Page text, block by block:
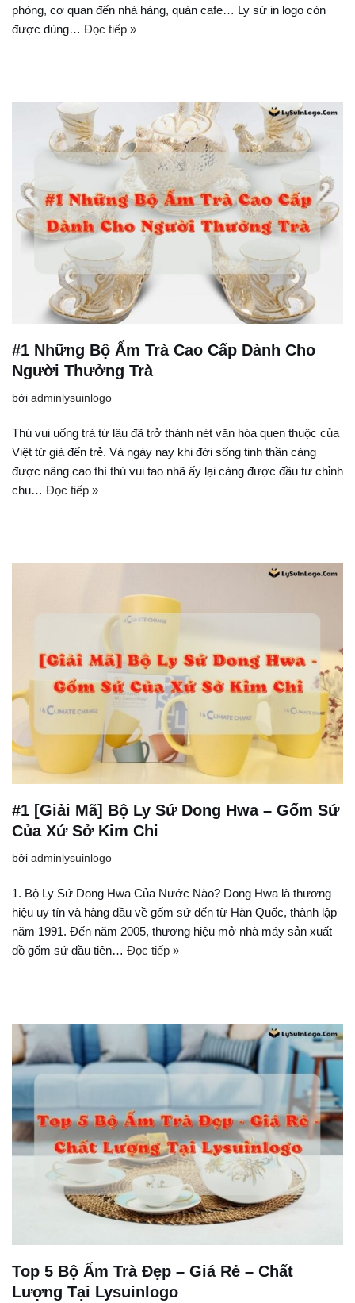
phòng, cơ quan đến nhà hàng, quán cafe… Ly sứ in logo còn
được dùng… Đọc tiếp »
#1 Những Bộ Ấm Trà Cao Cấp Dành Cho
Người Thưởng Trà
bởi adminlysuinlogo
Thú vui uống trà từ lâu đã trở thành nét văn hóa quen thuộc của
Việt từ già đến trẻ. Và ngày nay khi đời sống tinh thần càng
được nâng cao thì thú vui tao nhã ấy lại càng được đầu tư chỉnh
chu… Đọc tiếp »
#1 [Giải Mã] Bộ Ly Sứ Dong Hwa – Gốm Sứ
Của Xứ Sở Kim Chi
bởi adminlysuinlogo
1. Bộ Ly Sứ Dong Hwa Của Nước Nào? Dong Hwa là thương
hiệu uy tín và hàng đầu về gốm sứ đến từ Hàn Quốc, thành lập
năm 1991. Đến năm 2005, thương hiệu mở nhà máy sản xuất
đồ gốm sứ đầu tiên… Đọc tiếp »
Top 5 Bộ Ấm Trà Đẹp – Giá Rẻ – Chất
Lượng Tại Lysuinlogo